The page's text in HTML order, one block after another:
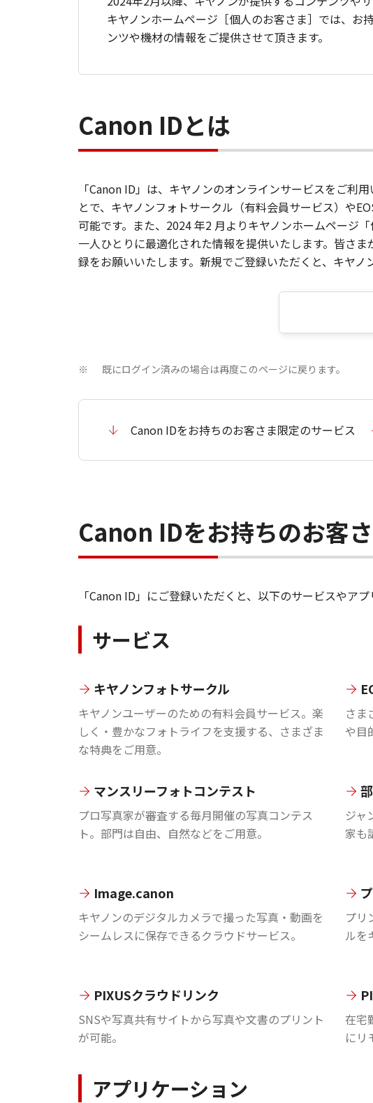
キヤノンホームページ［個人のお客さま］では、お
ンツや機材の情報をご提供させて頂きます。
Canon IDとは
「Canon ID」は、キヤノンのオンラインサービスをご利
とで、キヤノンフォトサークル（有料会員サービス）や
可能です。また、2024 年2 月よりキヤノンホームページ
一人ひとりに最適化された情報を提供いたします。皆さ
録をお願いいたします。新規でご登録いただくと、キヤ
※ 既にログイン済みの場合は再度このページに戻ります。
Canon IDをお持ちのお客さま限定のサービス
Canon IDをお持ちのお客
「Canon ID」にご登録いただくと、以下のサービスやア
サービス
キヤノンフォトサークル
キヤノンユーザーのための有料会員サービス。楽
しく・豊かなフォトライフを支援する、さまざま
な特典をご用意。
さま
や目
マンスリーフォトコンテスト
プロ写真家が審査する毎月開催の写真コンテス
ト。部門は自由、自然などをご用意。
ジャ
家も
Image.canon
キヤノンのデジタルカメラで撮った写真・動画を
シームレスに保存できるクラウドサービス。
プリ
ルを
PIXUSクラウドリンク
SNSや写真共有サイトから写真や文書のプリント
が可能。
在宅
にリ
アプリケーション